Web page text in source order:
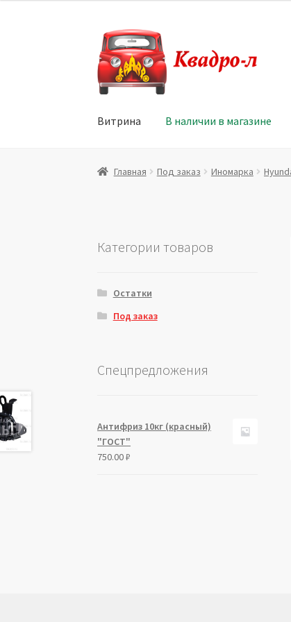
Перейти
к
навигации
Перейти
к
содержимому
Витрина В наличии в магазине
Главная Витрина Мой аккаунт
Главная Под заказ Иномарка
Категории товаров
Остатки
Под заказ
Спецпредложения
Антифриз 10кг (красный)
"ГОСТ"
750.00₽